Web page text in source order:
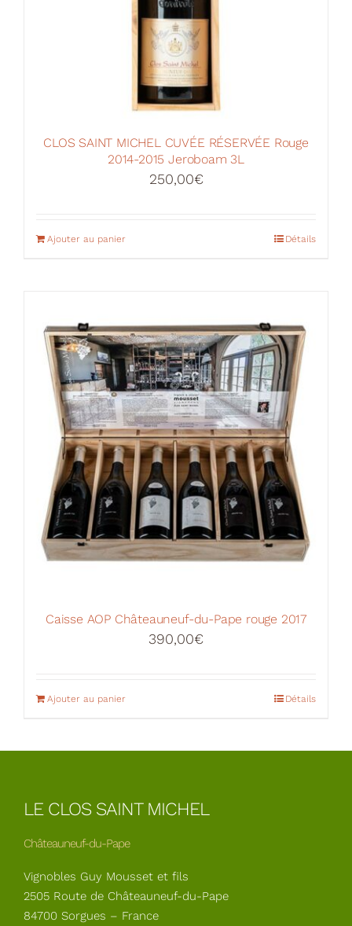
CLOS SAINT MICHEL CUVÉE RÉSERVÉE Rouge
2014-2015 Jeroboam 3L
250,00€
Ajouter au panier Détails
Caisse AOP Châteauneuf-du-Pape rouge 2017
390,00€
Ajouter au panier Détails
LE CLOS SAINT MICHEL
Châteauneuf-du-Pape
Vignobles Guy Mousset et fils
2505 Route de Châteauneuf-du-Pape
84700 Sorgues – France